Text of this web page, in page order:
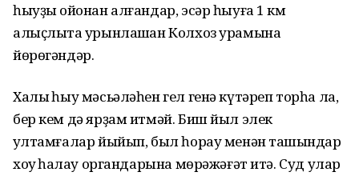
һыуҙы ҡойонан алғандар, эсәр һыуға 1 км
алыҫлыҡта урынлашҡан Колхоз урамына
йөрөгәндәр.
Халыҡ һыу мәсьәләһен гел генә күтәреп торһа ла,
бер кем дә ярҙам итмәй. Биш йыл элек
ҡултамғалар йыйып, был һорау менән ташҡындар
хоҡуҡ һаҡлау органдарына мөрәжәғәт итә. Суд улар